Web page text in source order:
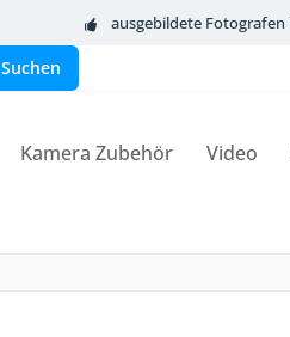
ausgebildete Fotografen
Suchen
Kamera Zubehör Video